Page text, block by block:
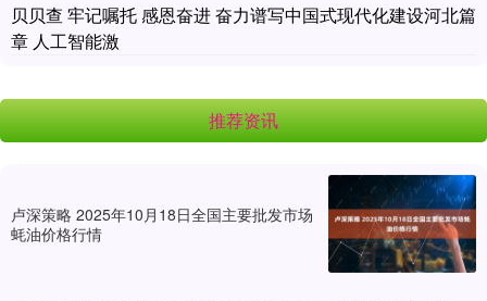
贝贝查 牢记嘱托 感恩奋进 奋力谱写中国式现代化建设河北篇
章 人工智能激
推荐资讯
卢深策略 2025年10月18日全国主要批发市场
蚝油价格行情